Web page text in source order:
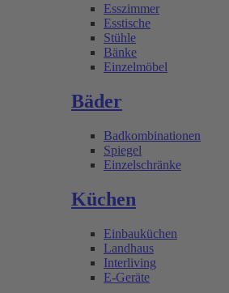
Esszimmer
Esstische
Stühle
Bänke
Einzelmöbel
Bäder
Badkombinationen
Spiegel
Einzelschränke
Küchen
Einbauküchen
Landhaus
Interliving
E-Geräte